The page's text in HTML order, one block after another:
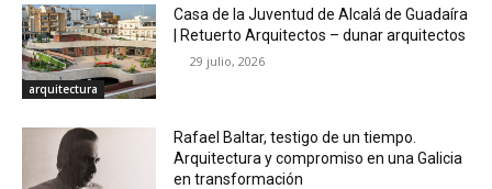
arquitectura
Casa de la Juventud de Alcalá de Guadaíra
| Retuerto Arquitectos – dunar arquitectos
29 julio, 2026
Rafael Baltar, testigo de un tiempo.
Arquitectura y compromiso en una Galicia
en transformación